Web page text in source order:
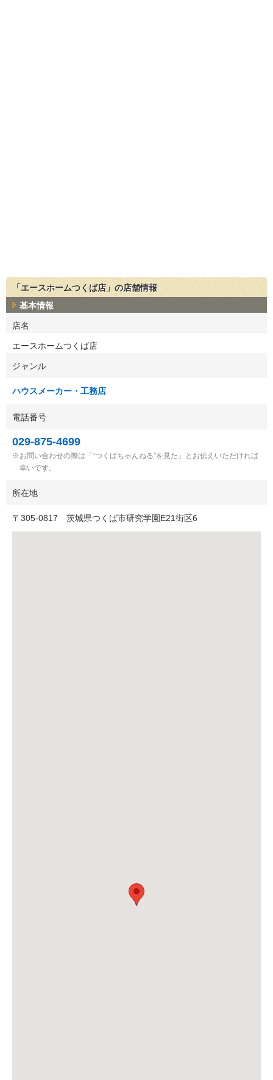
「エースホームつくば店」の店舗情報
基本情報
店名
エースホームつくば店
ジャンル
ハウスメーカー・工務店
電話番号
029-875-4699
お問い合わせの際は「“つくばちゃんねる”を見た」とお伝えいただければ
幸いです。
所在地
〒 305-0817 茨城県つくば市研究学園E21街区6